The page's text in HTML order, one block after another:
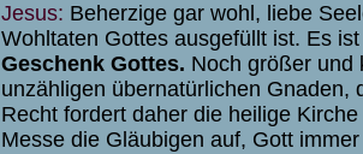
Jesus: Beherzige gar wohl, liebe
Wohltaten Gottes ausgefüllt ist. Es
Geschenk Gottes. Noch größer und
unzähligen übernatürlichen Gnaden,
Recht fordert daher die heilige
Messe die Gläubigen auf, Gott